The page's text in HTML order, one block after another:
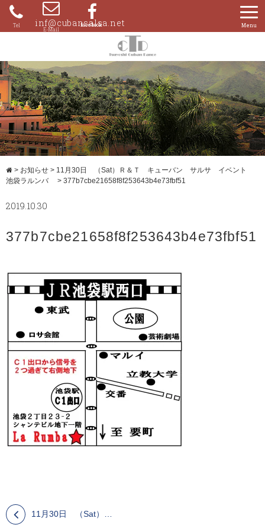
Skip
content
080- inf@cubansalsa.net
> お知らせ > 11月30日 （Sat）Ｒ＆Ｔ キューバン サルサ イベント
池袋ラルンバ
> 377b7cbe21658f8f253643b4e73fbf51
2019.10.30
377b7cbe21658f8f253643b4e73fbf51
11月30日 （Sat）Ｒ＆Ｔ キューバン サルサ イベント 池袋ラルンバ